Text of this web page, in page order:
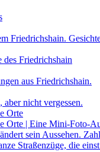
Friedrichshain.
des Friedrichshain
aus Friedrichshain.
aber nicht vergessen.
Orte
Orte | Eine Mini-Foto-
sein Aussehen.
Straßenzüge, die